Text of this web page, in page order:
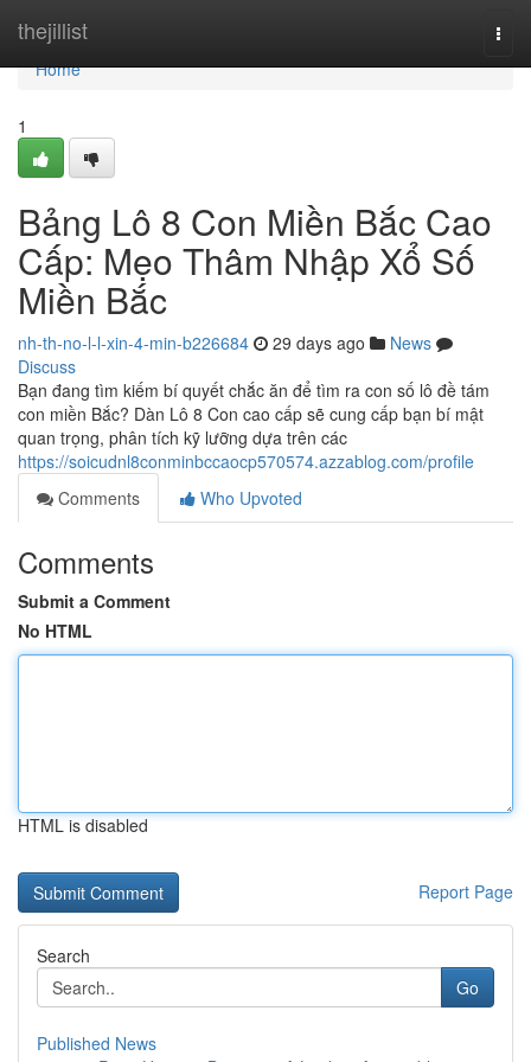
thejillist
Home
Home
1
Bảng Lô 8 Con Miền Bắc Cao
Cấp: Mẹo Thâm Nhập Xổ Số
Miền Bắc
nh-th-no-l-l-xin-4-min-b226684 29 days ago
News
Discuss
Bạn đang tìm kiếm bí quyết chắc ăn để tìm ra con số lô đề tám
con miền Bắc? Dàn Lô 8 Con cao cấp sẽ cung cấp bạn bí mật
quan trọng, phân tích kỹ lưỡng dựa trên các
https://soicudnl8conminbccaocp570574.azzablog.com/profile
Comments
Who Upvoted
Comments
Submit a Comment
No HTML
HTML is disabled
Report Page
Search
Go
Published News